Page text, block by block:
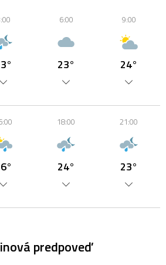
6:00
23°
9:00
24°
18:00
24°
21:00
23°
predpoveď